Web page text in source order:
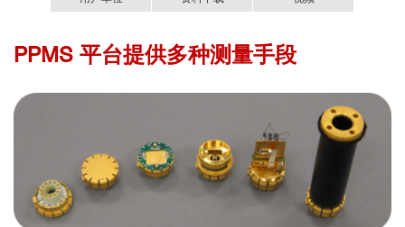
PPMS 平台提供多种测量手段
■钒基“笼目”金属CsV3Sb5登上
近备受关注的新型层状笼目结构超导体，具有非常规超导性以
及反常的手性电荷密度波，这两者的同时出现预示着这类笼目超导
体可能是配对密度波出现的理想载体。2021年9月，物理所高鸿钧研
究团队对高品质笼目超导体CsV
Sb5 开展了精确系统的研究。研究
成果登上Nature正刊
超导态中配对密度
■ 电输运选件测试数据
发表文章列表(部分)
Nature communications
DynaCool系统是PPMS系统产品中于2011年推出的无液氦型
户。
完全无液氦综合物性测量系统-DynaCool.pdf
PPMS DynaCool设备介绍